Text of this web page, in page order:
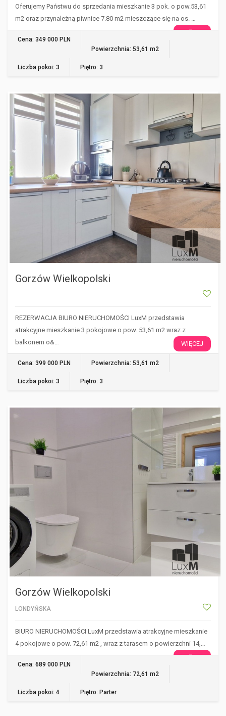
Oferujemy Państwu do sprzedania mieszkanie 3 pok. o pow.53,61
m2 oraz przynależną piwnice 7.80 m2 mieszczące się na os. …
WIĘCEJ
Cena: 349 000 PLN
Powierzchnia: 53,61 m2
Liczba pokoi: 3 Piętro: 3
GORZÓW WIELKOPOLSKI
Gorzów Wielkopolski
REZERWACJA BIURO NIERUCHOMOŚCI LuxM przedstawia
atrakcyjne mieszkanie 3 pokojowe o pow. 53,61 m2 wraz z
balkonem o&…
WIĘCEJ
Cena: 399 000 PLN Powierzchnia: 53,61 m2
Liczba pokoi: 3 Piętro: 3
Gorzów Wielkopolski
LONDYŃSKA
BIURO NIERUCHOMOŚCI LuxM przedstawia atrakcyjne mieszkanie
4 pokojowe o pow. 72,61 m2 , wraz z tarasem o powierzchni 14,…
WIĘCEJ
Cena: 689 000 PLN
Powierzchnia: 72,61 m2
Liczba pokoi: 4 Piętro: Parter